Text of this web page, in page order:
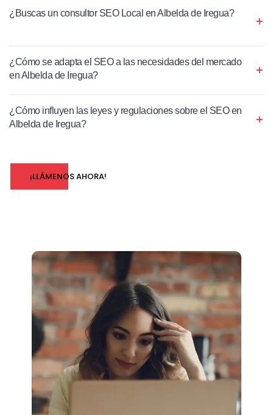
¿Buscas un consultor SEO Local en Albelda de Iregua?
¿Cómo se adapta el SEO a las necesidades del mercado
en Albelda de Iregua?
¿Cómo influyen las leyes y regulaciones sobre el SEO en
Albelda de Iregua?
¡LLÁMENOS AHORA!